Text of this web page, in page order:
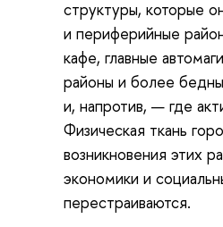
структуры, которые
и периферийные
кафе, главные
районы и более
и, напротив, — где
Физическая ткань
возникновения этих
экономики и
перестраиваются.